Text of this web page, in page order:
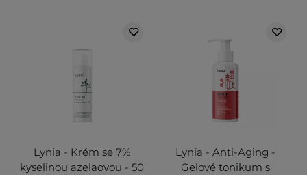
Lynia - Krém se 7%
kyselinou azelaovou - 50
Lynia - Anti-Aging -
Gelové tonikum s